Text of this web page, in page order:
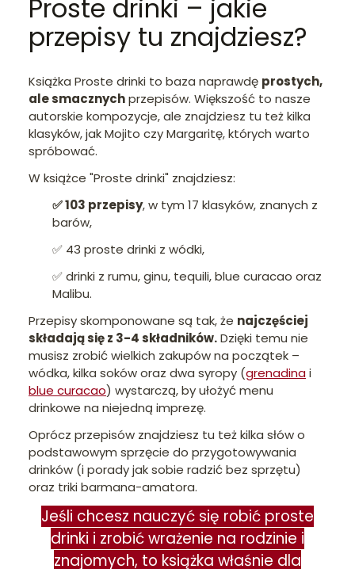
Proste drinki – jakie
przepisy tu znajdziesz?
Książka Proste drinki to baza naprawdę prostych,
ale smacznychprzepisów. Większość to nasze
autorskie kompozycje, ale znajdziesz tu też kilka
klasyków, jak Mojito czy Margaritę, których warto
spróbować.
W książce "Proste drinki" znajdziesz:
✅ 103 przepisy, w tym 17 klasyków, znanych z
barów,
✅ 43 proste drinki z wódki,
✅ drinki z rumu, ginu, tequili, blue curacao oraz
Malibu.
Przepisy skomponowane są tak, że najczęściej
składają się z 3-4 składników.Dzięki temu nie
musisz zrobić wielkich zakupów na początek –
wódka, kilka soków oraz dwa syropy (grenadinai
blue curacao) wystarczą, by ułożyć menu
drinkowe na niejedną imprezę.
Oprócz przepisów znajdziesz tu też kilka słów o
podstawowym sprzęcie do przygotowywania
drinków (i porady jak sobie radzić bez sprzętu)
oraz triki barmana-amatora.
Jeśli chcesz nauczyć się robić proste
drinki i zrobić wrażenie na rodzinie i
znajomych, to książka właśnie dla